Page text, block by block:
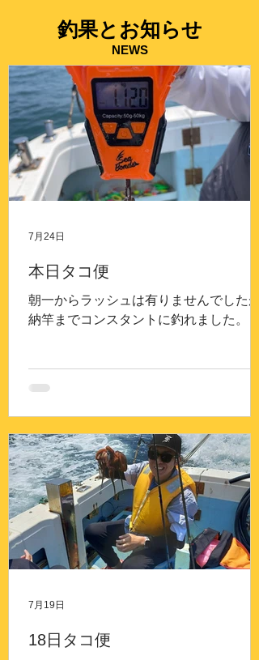
釣果とお知らせ
NEWS
本日タコ便
朝一からラッシュは有りませんでしたが
納竿までコンスタントに釣れました。本
7月24日
18日タコ便
7月19日